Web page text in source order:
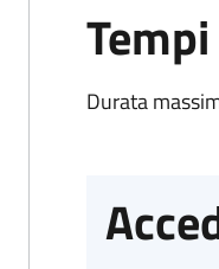
Durata